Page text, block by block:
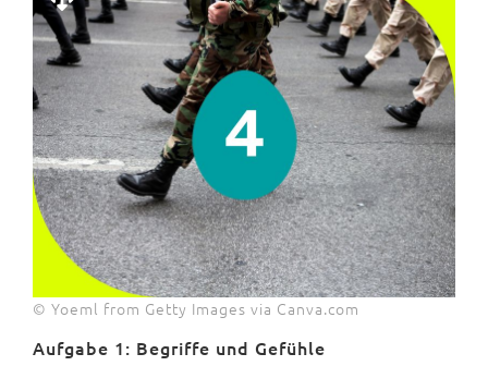
© Yoeml from Getty Images via Canva.com
Aufgabe 1: Begriffe und Gefühle